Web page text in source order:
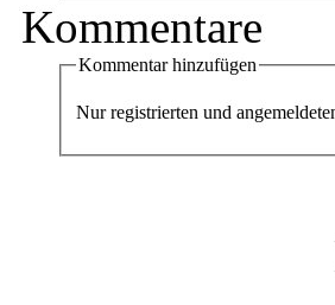
Kommentare
Kommentar hinzufügen
Nur registrierten und